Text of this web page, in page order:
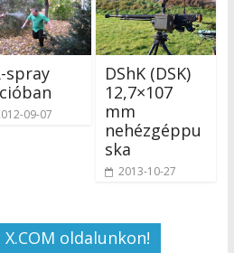
spray
09-07
DShK (DSK)
12,7×107
mm
nehézgéppu
ska
2013-10-27
oldalunkon!